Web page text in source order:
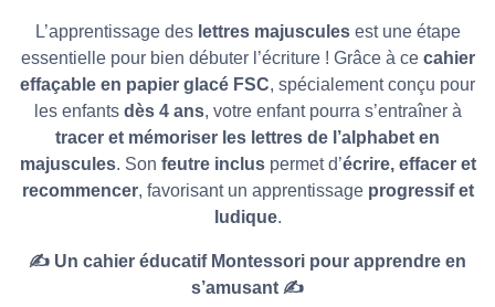
L’apprentissage des lettres majusculesest une étape
essentielle pour bien débuter l’écriture ! Grâce à ce cahier
effaçable en papier glacé FSC, spécialement conçu pour
les enfants dès 4 ans, votre enfant pourra s’entraîner à
tracer et mémoriser les lettres de l’alphabet en
majuscules. Son feutre incluspermet d’écrire, effacer et
recommencer, favorisant un apprentissage progressif et
ludique.
✍️ Un cahier éducatif Montessori pour apprendre en
s’amusant ✍️